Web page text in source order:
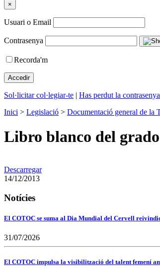
×
Usuari o Email
Contrasenya
Recorda'm
Sol·licitar col·legiar-te | Has perdut la
Inici > Legislació > Documentació general de la
Libro blanco del
Descarregar
14/12/2013
Notícies
El COTOC se suma al Dia Mundial del Cervell
31/07/2026
El COTOC impulsa la visibilització del talent femení